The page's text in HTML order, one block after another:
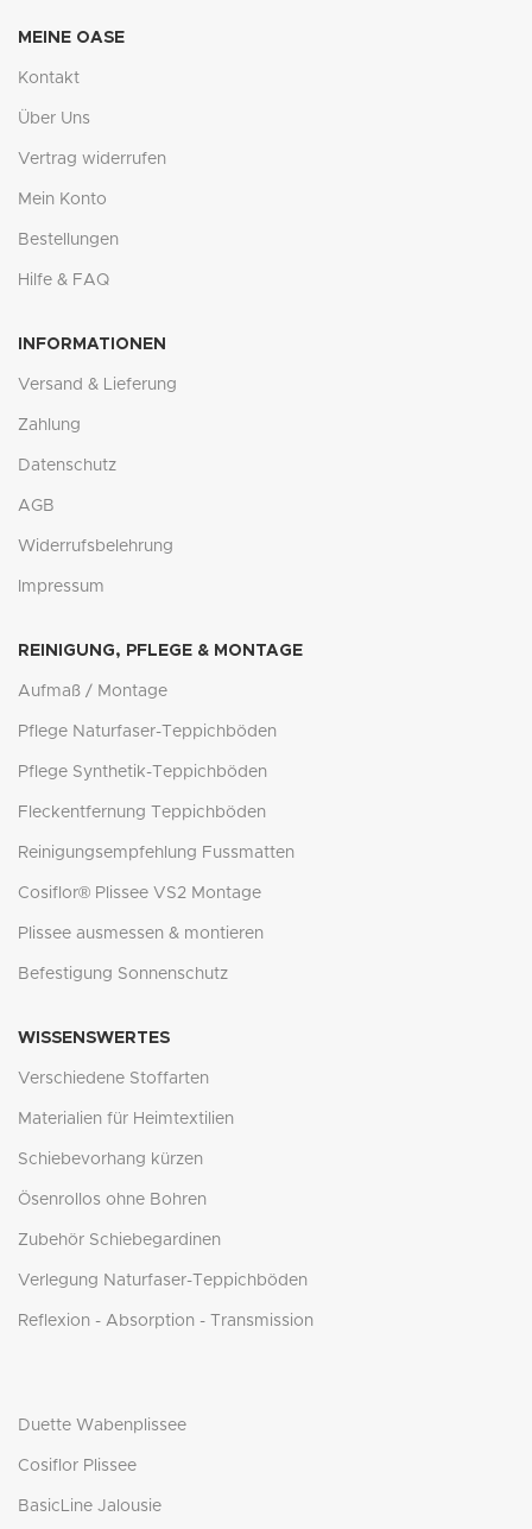
MEINE OASE
Kontakt
Über Uns
Vertrag widerrufen
Mein Konto
Bestellungen
Hilfe & FAQ
INFORMATIONEN
Versand & Lieferung
Zahlung
Datenschutz
AGB
Widerrufsbelehrung
Impressum
REINIGUNG, PFLEGE & MONTAGE
Aufmaß / Montage
Pflege Naturfaser-Teppichböden
Pflege Synthetik-Teppichböden
Fleckentfernung Teppichböden
Reinigungsempfehlung Fussmatten
Cosiflor® Plissee VS2 Montage
Plissee ausmessen & montieren
Befestigung Sonnenschutz
WISSENSWERTES
Verschiedene Stoffarten
Materialien für Heimtextilien
Schiebevorhang kürzen
Ösenrollos ohne Bohren
Zubehör Schiebegardinen
Verlegung Naturfaser-Teppichböden
Reflexion - Absorption - Transmission
Duette Wabenplissee
Cosiflor Plissee
BasicLine Jalousie